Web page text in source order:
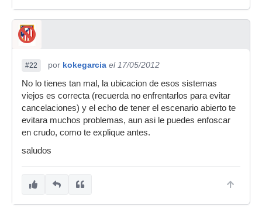
#22 por kokegarcia el 17/05/2012
No lo tienes tan mal, la ubicacion de esos sistemas
viejos es correcta (recuerda no enfrentarlos para evitar
cancelaciones) y el echo de tener el escenario abierto te
evitara muchos problemas, aun asi le puedes enfoscar
en crudo, como te explique antes.
saludos